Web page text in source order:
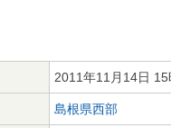
2011年11月14日
島根県西部